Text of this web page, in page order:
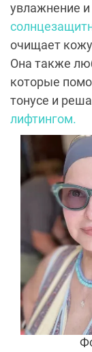
увлажнение
очищает
Она также
которые
тонусе и
лифтингом.